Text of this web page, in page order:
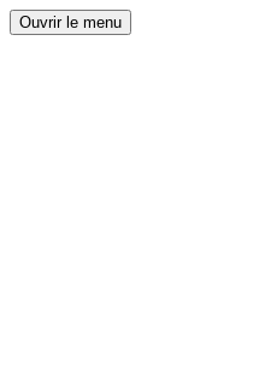
Ouvrir le menu